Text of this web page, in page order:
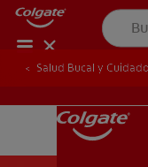
Salud Bucal y